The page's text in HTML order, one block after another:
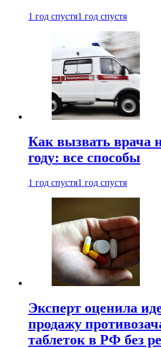
1 год спустя1 год спустя
Как вызвать врача
году: все способы
1 год спустя1 год спустя
Эксперт оценила
продажу
таблеток в РФ без